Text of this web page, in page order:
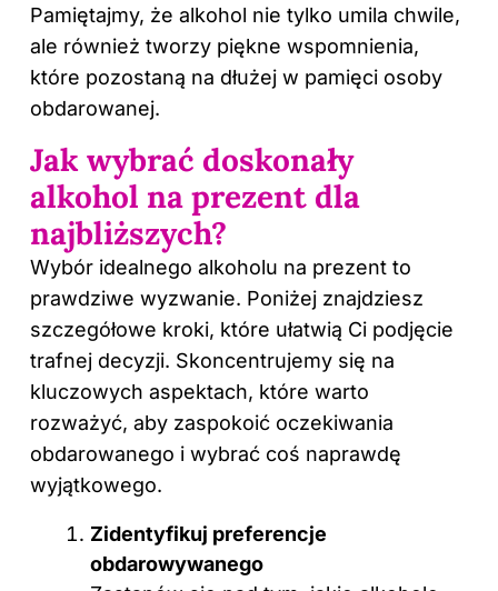
Pamiętajmy, że alkohol nie tylko umila chwile,
ale również tworzy piękne wspomnienia,
które pozostaną na dłużej w pamięci osoby
obdarowanej.
Jak wybrać doskonały
alkohol na prezent dla
najbliższych?
Wybór idealnego alkoholu na prezent to
prawdziwe wyzwanie. Poniżej znajdziesz
szczegółowe kroki, które ułatwią Ci podjęcie
trafnej decyzji. Skoncentrujemy się na
kluczowych aspektach, które warto
rozważyć, aby zaspokoić oczekiwania
obdarowanego i wybrać coś naprawdę
wyjątkowego.
Zidentyfikuj preferencje
obdarowywanego